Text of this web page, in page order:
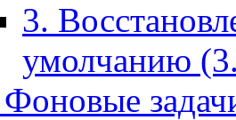
3.
умолчанию